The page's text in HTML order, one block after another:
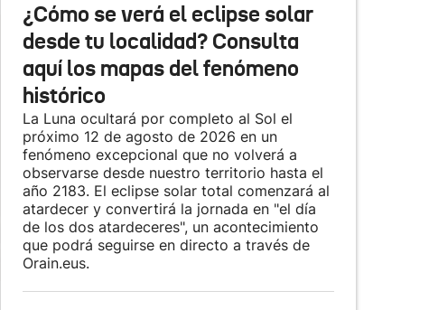
¿Cómo se verá el eclipse solar
desde tu localidad? Consulta
aquí los mapas del fenómeno
histórico
La Luna ocultará por completo al Sol el
próximo 12 de agosto de 2026 en un
fenómeno excepcional que no volverá a
observarse desde nuestro territorio hasta el
año 2183. El eclipse solar total comenzará al
atardecer y convertirá la jornada en "el día
de los dos atardeceres", un acontecimiento
que podrá seguirse en directo a través de
Orain.eus.